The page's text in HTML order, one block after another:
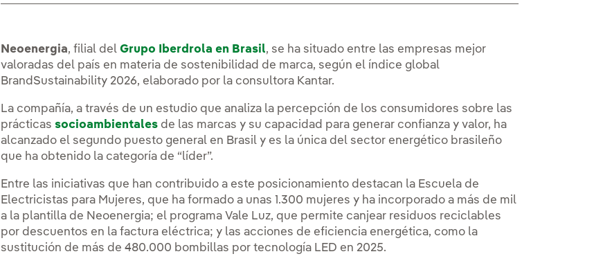
Neoenergia, filial delGrupo Iberdrola en Brasil, se ha situado entre las empresas mejor
valoradas del país en materia de sostenibilidad de marca, según el índice global
BrandSustainability 2026, elaborado por la consultora Kantar.
La compañía, a través de un estudio que analiza la percepción de los consumidores sobre las
prácticas socioambientales de las marcas y su capacidad para generar confianza y valor, ha
alcanzado el segundo puesto general en Brasil y es la única del sector energético brasileño
que ha obtenido la categoría de “líder”.
Entre las iniciativas que han contribuido a este posicionamiento destacan la Escuela de
Electricistas para Mujeres, que ha formado a unas 1.300 mujeres y ha incorporado a más de mil
a la plantilla de Neoenergia; el programa Vale Luz, que permite canjear residuos reciclables
por descuentos en la factura eléctrica; y las acciones de eficiencia energética, como la
sustitución de más de 480.000 bombillas por tecnología LED en 2025.